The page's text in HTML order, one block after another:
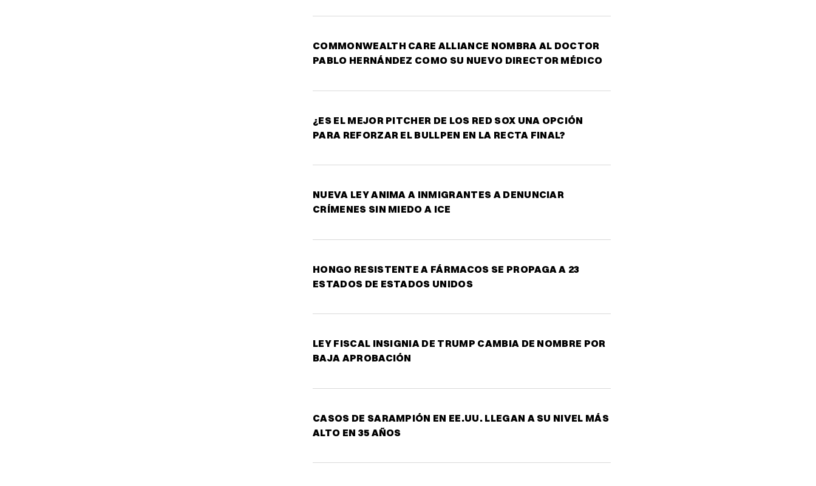
COMMONWEALTH CARE ALLIANCE NOMBRA AL DOCTOR
PABLO HERNÁNDEZ COMO SU NUEVO DIRECTOR MÉDICO
¿ES EL MEJOR PITCHER DE LOS RED SOX UNA OPCIÓN
PARA REFORZAR EL BULLPEN EN LA RECTA FINAL?
NUEVA LEY ANIMA A INMIGRANTES A DENUNCIAR
CRÍMENES SIN MIEDO A ICE
HONGO RESISTENTE A FÁRMACOS SE PROPAGA A 23
ESTADOS DE ESTADOS UNIDOS
LEY FISCAL INSIGNIA DE TRUMP CAMBIA DE NOMBRE POR
BAJA APROBACIÓN
CASOS DE SARAMPIÓN EN EE.UU. LLEGAN A SU NIVEL MÁS
ALTO EN 35 AÑOS